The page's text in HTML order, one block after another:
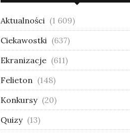
Aktualności (1 609)
Ciekawostki (637)
Ekranizacje (611)
Felieton (148)
Konkursy (20)
Quizy (13)